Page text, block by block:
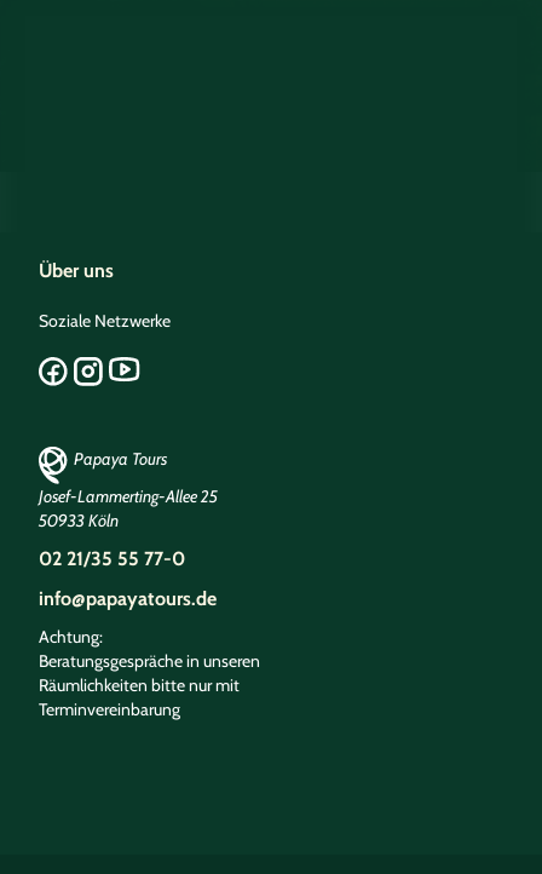
Über uns
Soziale Netzwerke
Papaya Tours
Josef-Lammerting-Allee 25
50933 Köln
02 21/35 55 77-0
info@papayatours.de
Achtung:
Beratungsgespräche in unseren
Räumlichkeiten bitte nur mit
Terminvereinbarung